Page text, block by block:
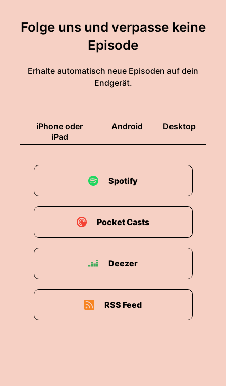
Folge uns und verpasse keine
Episode
Erhalte automatisch neue Episoden auf dein
Endgerät.
iPhone oder
iPad
Android Desktop
Spotify
Pocket Casts
Deezer
RSS Feed